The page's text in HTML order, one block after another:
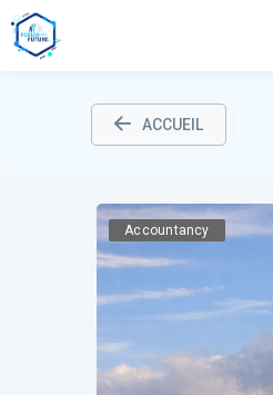
ACCUEIL
Accountancy